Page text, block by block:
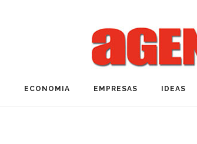
ECONOMIA EMPRESAS IDEAS